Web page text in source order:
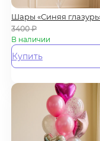
Шары «Синяя
3400₽
В наличии
Купить